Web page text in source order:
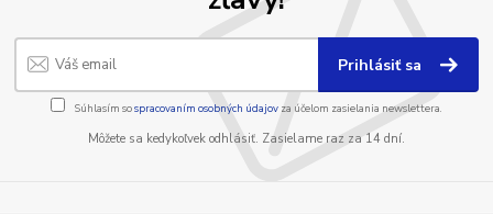
Prihlásiť sa
Súhlasím sospracovaním osobných údajov za účelom zasielania newslettera.
Môžete sa kedykoľvek odhlásiť. Zasielame raz za 14 dní.